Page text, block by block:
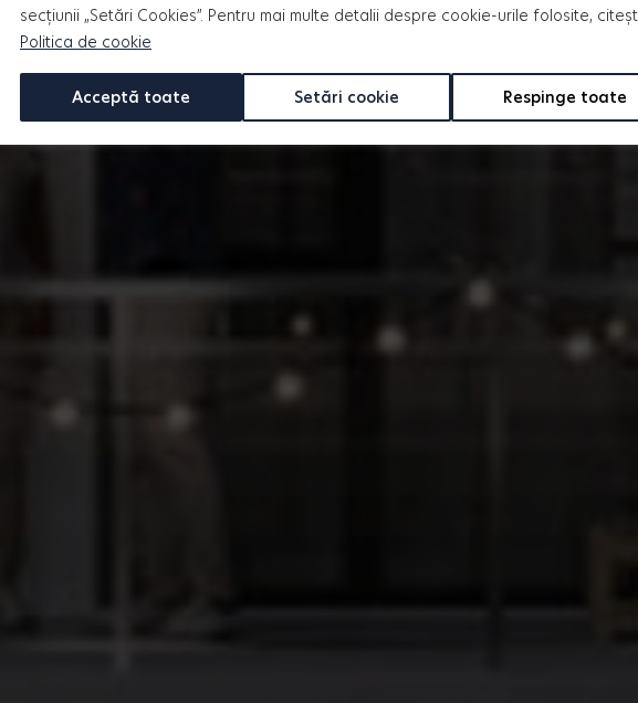
secțiunii „Setări Cookies”. Pentru mai multe detalii despre cookie-urile folosite,
Politica de cookie
Setări cookie Respinge toate
Acceptă toate